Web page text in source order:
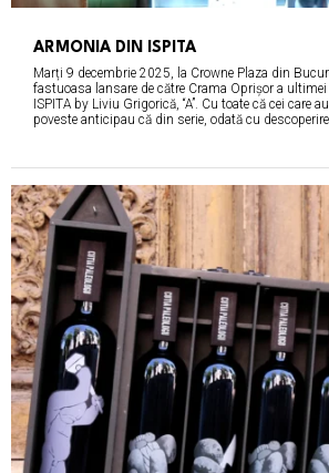
ARMONIA DIN ISPITA
Marți 9 decembrie 2025, la Crowne Plaza din
fastuoasa lansare de către Crama Oprișor a
ISPITA by Liviu Grigorică, “A”. Cu toate că cei care
poveste anticipau că din serie, odată cu